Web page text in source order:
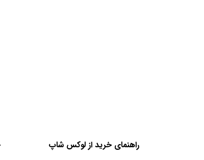
راهنمای خرید از لوکس شاپ